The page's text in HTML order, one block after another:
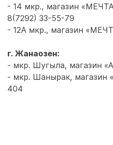
- 14 мкр., магазин
8(7292) 33-55-79
- 12А мкр., магазин
г. Жанаозен:
- мкр. Шугыла, магазин
- мкр. Шанырак, магазин
404